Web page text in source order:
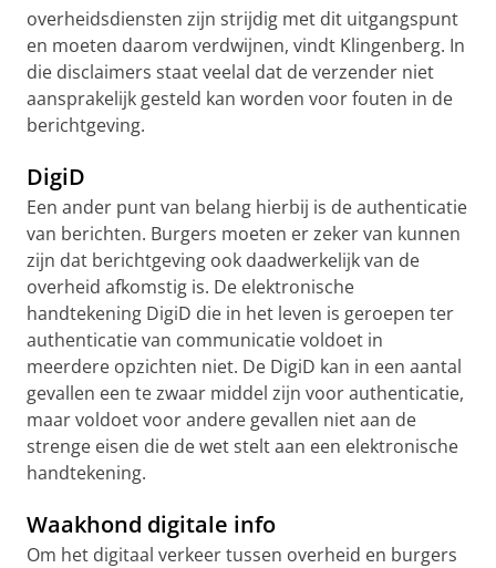
overheidsdiensten zijn strijdig met dit uitgangspunt
en moeten daarom verdwijnen, vindt Klingenberg. In
die disclaimers staat veelal dat de verzender niet
aansprakelijk gesteld kan worden voor fouten in de
berichtgeving.
DigiD
Een ander punt van belang hierbij is de authenticatie
van berichten. Burgers moeten er zeker van kunnen
zijn dat berichtgeving ook daadwerkelijk van de
overheid afkomstig is. De elektronische
handtekening DigiD die in het leven is geroepen ter
authenticatie van communicatie voldoet in
meerdere opzichten niet. De DigiD kan in een aantal
gevallen een te zwaar middel zijn voor authenticatie,
maar voldoet voor andere gevallen niet aan de
strenge eisen die de wet stelt aan een elektronische
handtekening.
Waakhond digitale info
Om het digitaal verkeer tussen overheid en burgers